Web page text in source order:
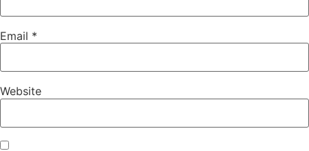
Email *
Website